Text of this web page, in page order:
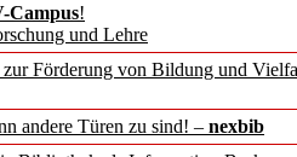
Campus!
und Lehre
Förderung von Bildung und
andere Türen zu sind! – nexbib